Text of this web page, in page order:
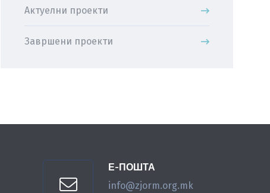
Актуелни проекти
Завршени проекти
Е-ПОШТА
info@zjorm.org.mk